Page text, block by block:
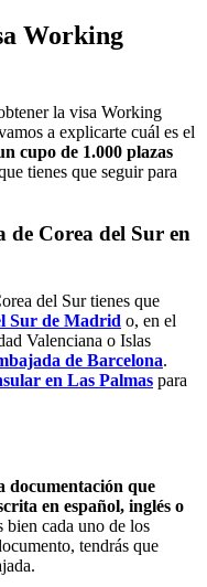
Working
la visa Working
a explicarte cuál es el
cupo de 1.000 plazas
tienes que seguir para
de Corea del Sur en
del Sur tienes que
Sur de Madrid o, en el
Valenciana o Islas
de Barcelona.
en Las Palmas para
documentación que
en español, inglés o
bien cada uno de los
tendrás que